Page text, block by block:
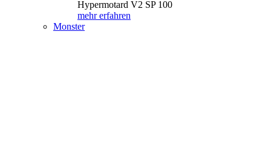
Hypermotard V2 SP 100
mehr erfahren
Monster